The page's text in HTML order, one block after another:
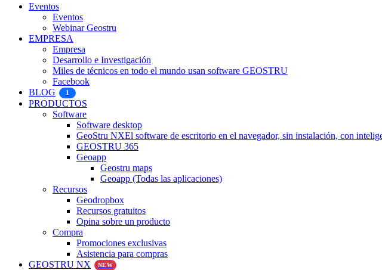
Eventos
Eventos
Webinar Geostru
EMPRESA
Empresa
Desarrollo e Investigación
Miles de técnicos en todo el mundo usan software GEOSTRU
Facebook
BLOG
1
PRODUCTOS
Software
Software desktop
GeoStru NXEl software de escritorio en el navegador, sin instalación, con
GEOSTRU 365
Geoapp
Geostru maps
Geoapp (Todas las aplicaciones)
Recursos
Geodropbox
Recursos gratuitos
Opina sobre un producto
Compra
Promociones exclusivas
Asistencia para compras
GEOSTRU NX
NEW